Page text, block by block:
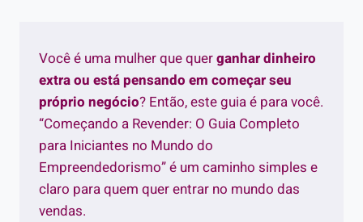
Você é uma mulher que querganhar dinheiro
extra ou está pensando em começar seu
próprio negócio? Então, este guia é para você.
“Começando a Revender: O Guia Completo
para Iniciantes no Mundo do
Empreendedorismo” é um caminho simples e
claro para quem quer entrar no mundo das
vendas.